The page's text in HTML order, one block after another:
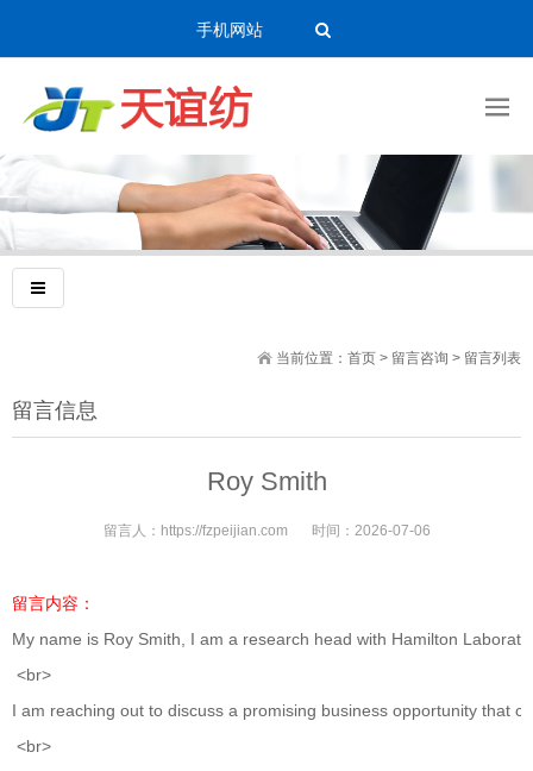
手机网站
当前位置： 首页 > 留言咨询 > 留言列表
留言信息
Roy Smith
留言人： https://fzpeijian.com 时间： 2026-07-06
留言内容：
My name is Roy Smith, I am a research head with Hamilton
<br>
I am reaching out to discuss a promising business opportunity that
<br>